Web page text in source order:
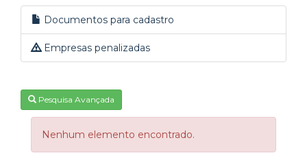
Documentos para cadastro
Empresas penalizadas
Pesquisa Avançada
Nenhum elemento encontrado.